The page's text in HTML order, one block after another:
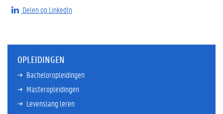
Delen op LinkedIn
OPLEIDINGEN
Bacheloropleidingen
Masteropleidingen
Levenslang leren